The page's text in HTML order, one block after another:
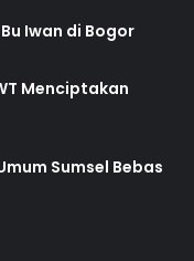
Iwan di Bogor
Menciptakan
Sumsel Bebas